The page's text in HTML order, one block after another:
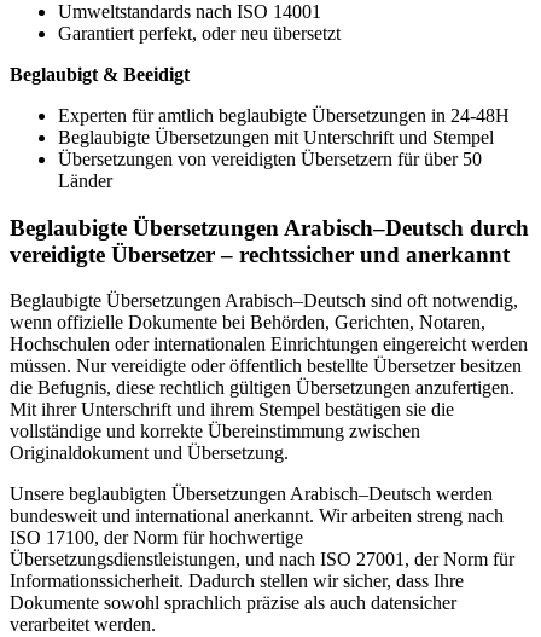
Umweltstandards nach ISO 14001
Garantiert perfekt, oder neu übersetzt
Beglaubigt & Beeidigt
Experten für amtlich beglaubigte Übersetzungen in 24-48H
Beglaubigte Übersetzungen mit Unterschrift und Stempel
Übersetzungen von vereidigten Übersetzern für über 50
Länder
Beglaubigte Übersetzungen Arabisch–Deutsch durch
vereidigte Übersetzer – rechtssicher und anerkannt
Beglaubigte Übersetzungen Arabisch–Deutsch sind oft notwendig,
wenn offizielle Dokumente bei Behörden, Gerichten, Notaren,
Hochschulen oder internationalen Einrichtungen eingereicht werden
müssen. Nur vereidigte oder öffentlich bestellte Übersetzer besitzen
die Befugnis, diese rechtlich gültigen Übersetzungen anzufertigen.
Mit ihrer Unterschrift und ihrem Stempel bestätigen sie die
vollständige und korrekte Übereinstimmung zwischen
Originaldokument und Übersetzung.
Unsere beglaubigten Übersetzungen Arabisch–Deutsch werden
bundesweit und international anerkannt. Wir arbeiten streng nach
ISO 17100, der Norm für hochwertige
Übersetzungsdienstleistungen, und nach ISO 27001, der Norm für
Informationssicherheit. Dadurch stellen wir sicher, dass Ihre
Dokumente sowohl sprachlich präzise als auch datensicher
verarbeitet werden.